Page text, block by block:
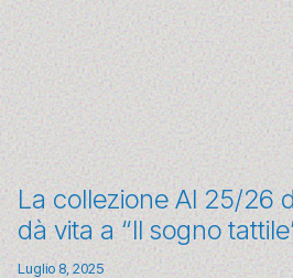
La collezione AI 25/26
dà vita a “Il sogno
Luglio 8, 2025